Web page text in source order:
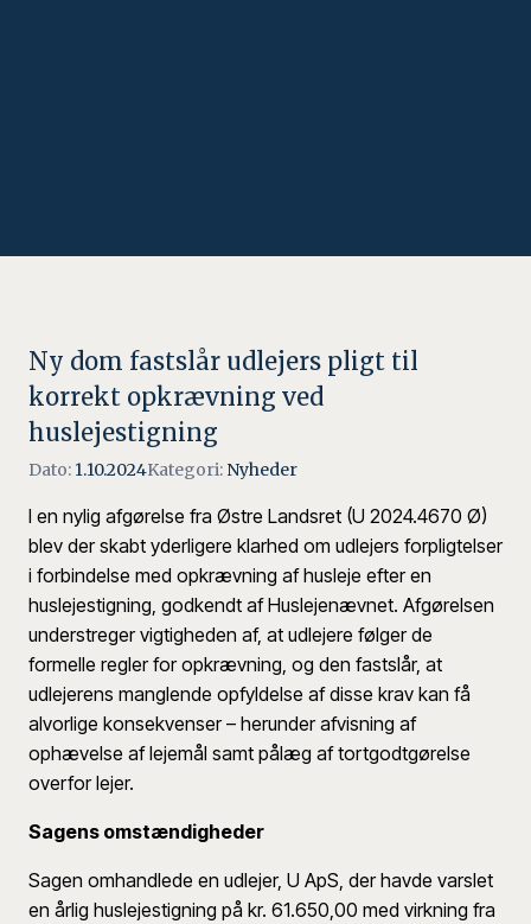
Ny dom fastslår udlejers pligt til
korrekt opkrævning ved
huslejestigning
Dato: 1.10.2024Kategori: Nyheder
I en nylig afgørelse fra Østre Landsret (U 2024.4670 Ø)
blev der skabt yderligere klarhed om udlejers forpligtelser
i forbindelse med opkrævning af husleje efter en
huslejestigning, godkendt af Huslejenævnet. Afgørelsen
understreger vigtigheden af, at udlejere følger de
formelle regler for opkrævning, og den fastslår, at
udlejerens manglende opfyldelse af disse krav kan få
alvorlige konsekvenser – herunder afvisning af
ophævelse af lejemål samt pålæg af tortgodtgørelse
overfor lejer.
Sagens omstændigheder
Sagen omhandlede en udlejer, U ApS, der havde varslet
en årlig huslejestigning på kr. 61.650,00 med virkning fra